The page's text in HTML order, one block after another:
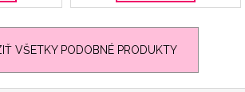
VŠETKY PODOBNÉ PRODUKTY